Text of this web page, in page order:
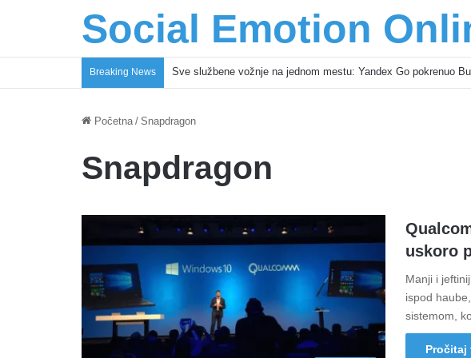
Social Emotion
Breaking News Sve službene vožnje na jednom mestu: Yandex Go pokrenuo
Početna / Snapdragon
Snapdragon
uskoro
Manji i
ispod
sistemom,
Pročitaj